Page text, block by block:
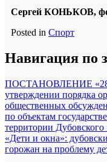
Сергей КОНЬКОВ,
Posted in Спорт
Навигация по
ПОСТАНОВЛЕНИЕ
утверждении порядка
общественных
по объектам
территории
«Дети и окна»:
горожан на проблему